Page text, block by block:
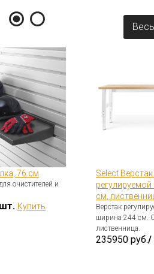
76 см
очистителей и
Купить
Select Верстак
см,
Верстак
ширина 244 см.
лиственница.
235950 руб./